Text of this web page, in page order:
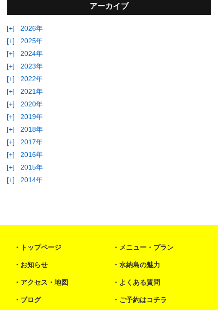
アーカイブ
[+]
2026年
[+]
2025年
[+]
2024年
[+]
2023年
[+]
2022年
[+]
2021年
[+]
2020年
[+]
2019年
[+]
2018年
[+]
2017年
[+]
2016年
[+]
2015年
[+]
2014年
トップページ メニュー・プラン
お知らせ 水納島の魅力
アクセス・地図 よくある質問
ブログ ご予約はコチラ